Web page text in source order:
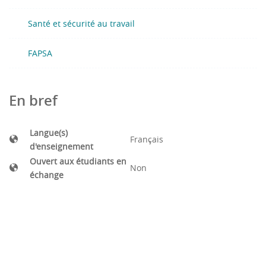
Santé et sécurité au travail
FAPSA
En bref
Langue(s)
d'enseignement
Français
Ouvert aux étudiants en
échange
Non